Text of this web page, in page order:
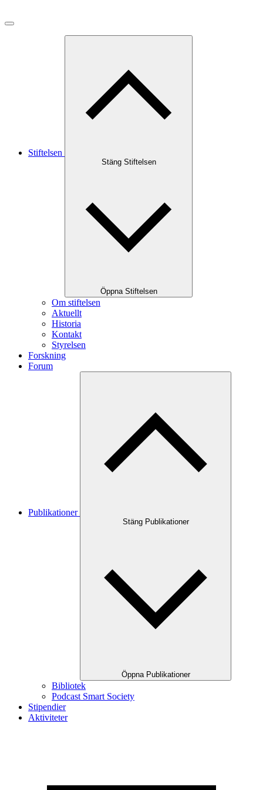
Stiftelsen
Stäng Stiftelsen
Öppna Stiftelsen
Om stiftelsen
Aktuellt
Historia
Kontakt
Styrelsen
Forskning
Forum
Publikationer
Stäng Publikationer
Öppna Publikationer
Bibliotek
Podcast Smart Society
Stipendier
Aktiviteter